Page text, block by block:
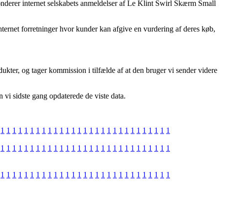
internet selskabets anmeldelser af Le Klint Swirl Skærm Small
forretninger hvor kunder kan afgive en vurdering af deres køb,
og tager kommission i tilfælde af at den bruger vi sender videre
sidste gang opdaterede de viste data.
1 1 1 1 1 1 1 1 1 1 1 1 1 1 1 1 1 1 1 1 1 1 1 1 1 1 1 1 1
1 1 1 1 1 1 1 1 1 1 1 1 1 1 1 1 1 1 1 1 1 1 1 1 1 1 1 1 1
1 1 1 1 1 1 1 1 1 1 1 1 1 1 1 1 1 1 1 1 1 1 1 1 1 1 1 1 1